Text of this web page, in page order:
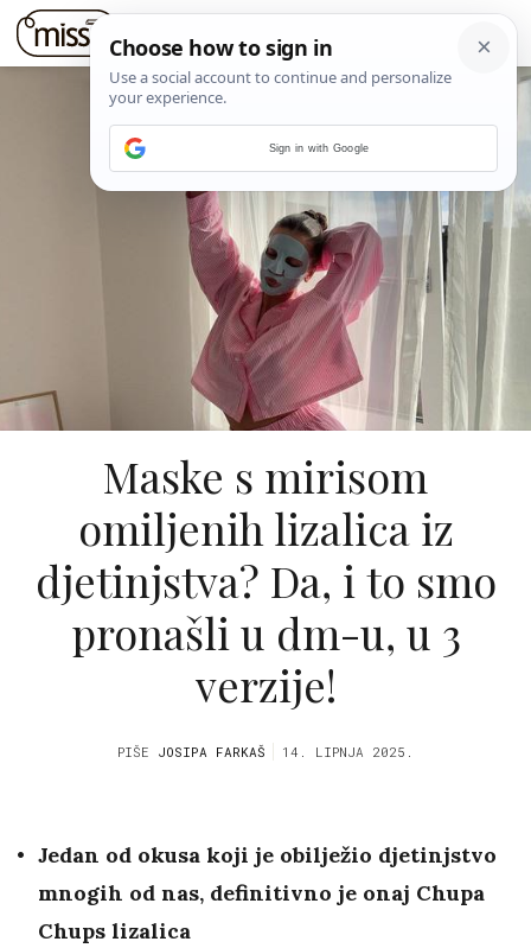
Maske s mirisom
omiljenih lizalica iz
djetinjstva? Da, i to smo
pronašli u dm-u, u 3
verzije!
PIŠE JOSIPA FARKAŠ 14. LIPNJA 2025.
Jedan od okusa koji je obilježio djetinjstvo
mnogih od nas, definitivno je onaj Chupa
Chups lizalica
Sign in with Google